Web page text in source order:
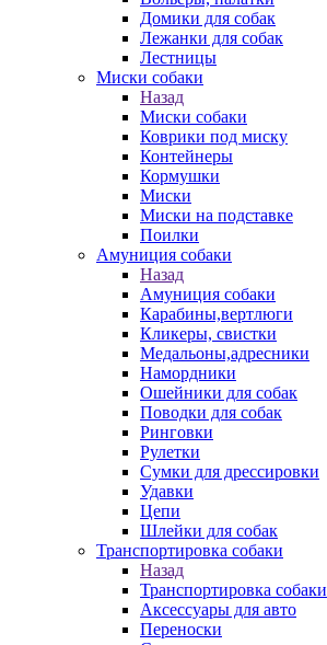
Домики для собак
Лежанки для собак
Лестницы
Миски собаки
Назад
Миски собаки
Коврики под миску
Контейнеры
Кормушки
Миски
Миски на подставке
Поилки
Амуниция собаки
Назад
Амуниция собаки
Карабины,вертлюги
Кликеры, свистки
Медальоны,адресники
Намордники
Ошейники для собак
Поводки для собак
Ринговки
Рулетки
Сумки для дрессировки
Удавки
Цепи
Шлейки для собак
Транспортировка собаки
Назад
Транспортировка собаки
Аксессуары для авто
Переноски